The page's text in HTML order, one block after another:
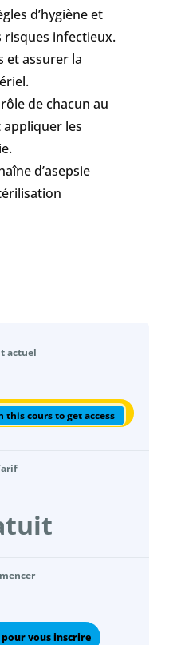
d’hygiène et
infectieux.
et assurer la
de chacun au
appliquer les
d’asepsie
actuel
this cours to get access
pour vous inscrire